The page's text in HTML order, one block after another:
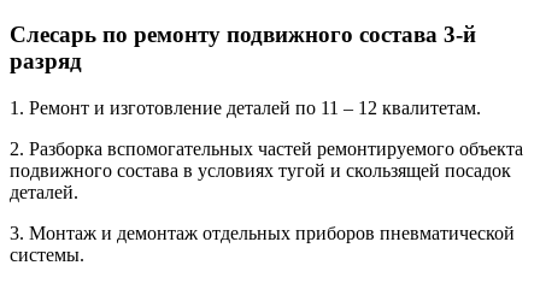
Слесарь по ремонту подвижного состава 3-й
разряд
1. Ремонт и изготовление деталей по 11 – 12 квалитетам.
2. Разборка вспомогательных частей ремонтируемого объекта
подвижного состава в условиях тугой и скользящей посадок
деталей.
3. Монтаж и демонтаж отдельных приборов пневматической
системы.